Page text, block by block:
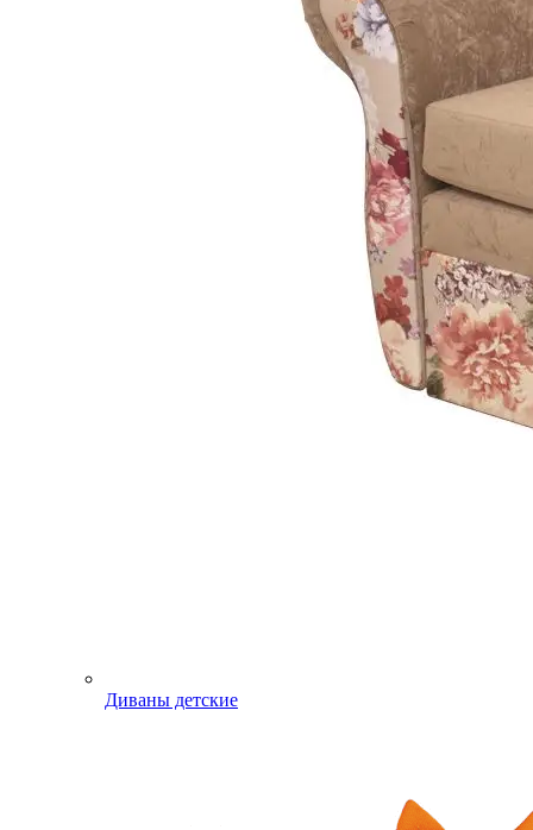
Диваны детские